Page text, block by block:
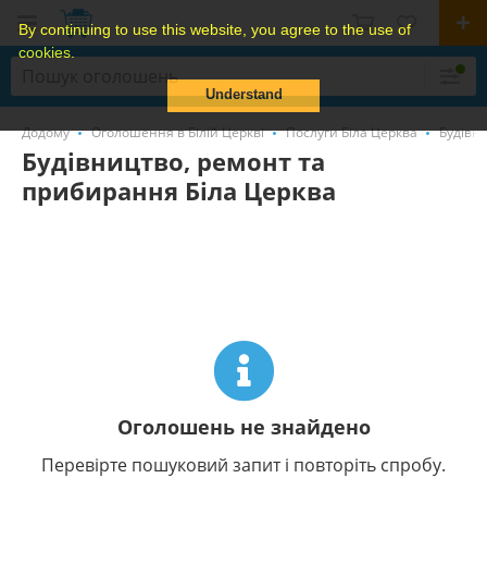
By continuing to use this website, you agree to the use of
cookies.
Understand
Додому Оголошення в Білій Церкві Послуги Біла Церква
Будівництво, ремонт та
прибирання Біла Церква
Оголошень не знайдено
Перевірте пошуковий запит і повторіть спробу.